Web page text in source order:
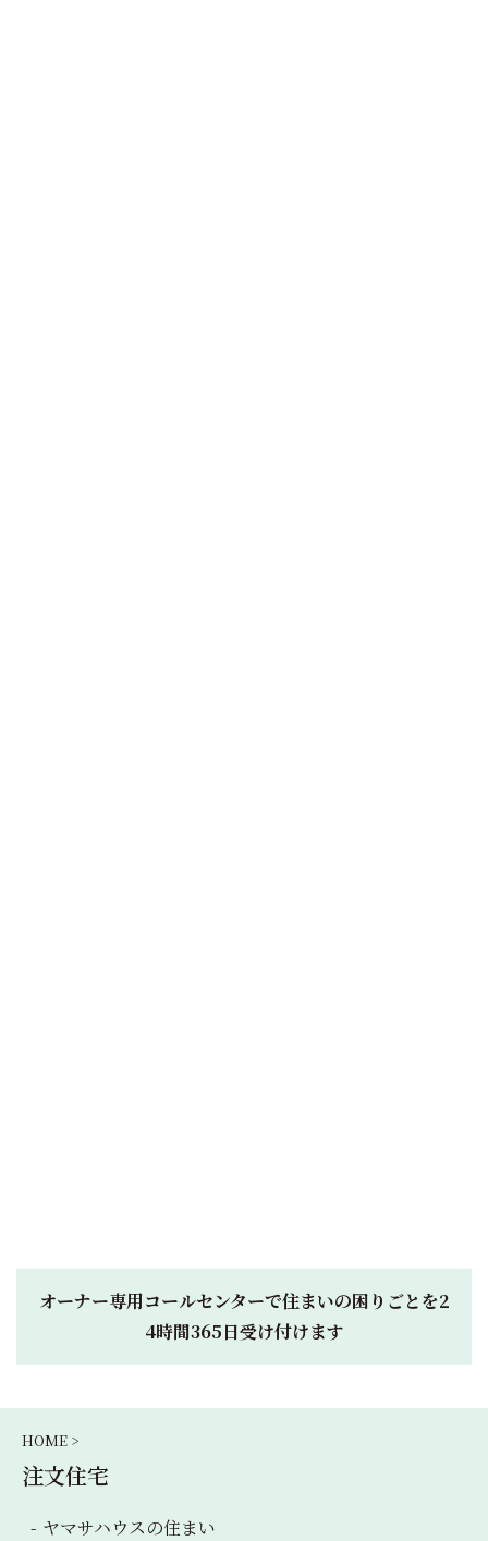
オーナー専用コールセンターで住まいの困りごとを2
4時間365日受け付けます
HOME >
注文住宅
ヤマサハウスの住まい